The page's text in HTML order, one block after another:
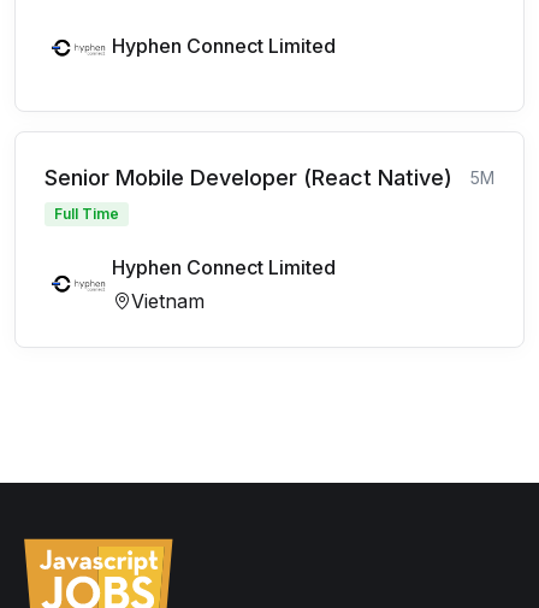
Hyphen Connect Limited
Senior Mobile Developer (React Native) 5M
Full Time
Hyphen Connect Limited
Vietnam